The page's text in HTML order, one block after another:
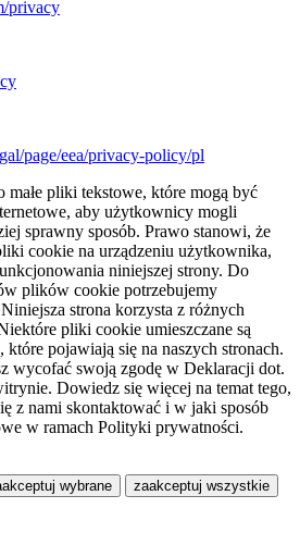
privacy
page/eea/privacy-policy/pl
małe pliki tekstowe, które mogą być
aby użytkownicy mogli
sprawny sposób. Prawo stanowi, że
cookie na urządzeniu użytkownika,
niniejszej strony. Do
plików cookie potrzebujemy
strona korzysta z różnych
pliki cookie umieszczane są
które pojawiają się na naszych stronach.
wycofać swoją zgodę w Deklaracji dot.
Dowiedz się więcej na temat tego,
z nami skontaktować i w jaki sposób
w ramach Polityki prywatności.
wybrane zaakceptuj wszystkie